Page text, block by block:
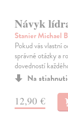
Návyk
Stanier Michael
Pokud vás vlastní
správné otázky a
dovedností
Na
12,90 €